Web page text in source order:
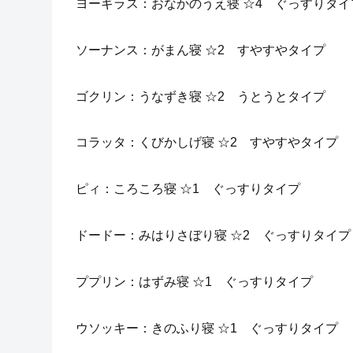
ヨーギラス：おなかのうえ寝 ☆4 ぐっすりタイ
ソーナンス：がまん寝 ☆2 すやすやタイプ
ゴクリン：うなずき寝 ☆2 うとうとタイプ
コラッタ：くびかしげ寝 ☆2 すやすやタイプ
ピィ：ころころ寝 ☆1 ぐっすりタイプ
ドードー：みはりさぼり寝 ☆2 ぐっすりタイプ
ププリン：はずみ寝 ☆1 ぐっすりタイプ
ウソッキー：きのふり寝 ☆1 ぐっすりタイプ